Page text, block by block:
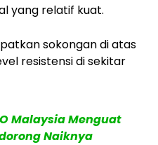
yang relatif kuat.
sokongan di atas
resistensi di sekitar
Malaysia Menguat
Naiknya